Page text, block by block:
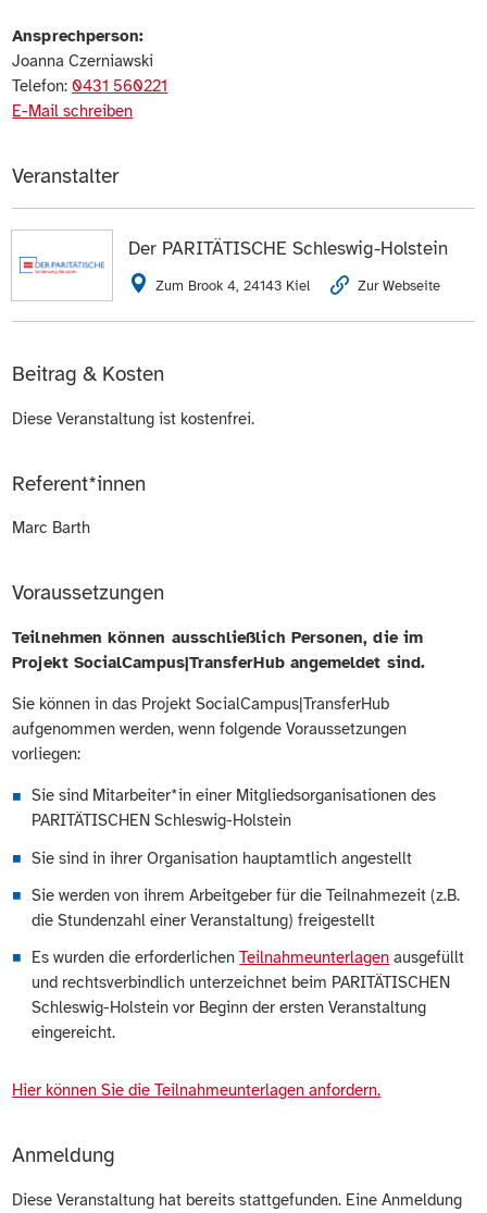
Ansprechperson:
Joanna Czerniawski
Telefon: 0431 560221
E-Mail schreiben
Veranstalter
Der PARITÄTISCHE Schleswig-Holstein
Zum Brook 4, 24143 Kiel Zur Webseite
Beitrag & Kosten
Diese Veranstaltung ist kostenfrei.
Referent*innen
Marc Barth
Voraussetzungen
Teilnehmen können ausschließlich Personen, die im
Projekt SocialCampus|TransferHub angemeldet sind.
Sie können in das Projekt SocialCampus|TransferHub
aufgenommen werden, wenn folgende Voraussetzungen
vorliegen:
Sie sind Mitarbeiter*in einer Mitgliedsorganisationen des
PARITÄTISCHEN Schleswig-Holstein
Sie sind in ihrer Organisation hauptamtlich angestellt
Sie werden von ihrem Arbeitgeber für die Teilnahmezeit (z.B.
die Stundenzahl einer Veranstaltung) freigestellt
Es wurden die erforderlichenTeilnahmeunterlagen ausgefüllt
und rechtsverbindlich unterzeichnet beim PARITÄTISCHEN
Schleswig-Holstein vor Beginn der ersten Veranstaltung
eingereicht.
Hier können Sie die Teilnahmeunterlagen anfordern.
Anmeldung
Diese Veranstaltung hat bereits stattgefunden. Eine Anmeldung